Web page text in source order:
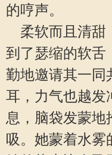
的哼声。
柔软而且清甜
到了瑟缩的软舌
勤地邀请其一同
耳，力气也越发
息，脑袋发蒙地
吸。她蒙着水雾